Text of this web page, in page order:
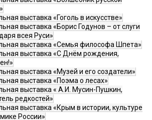
выставка «Гоголь в искусстве»
выставка «Борис Годунов – от слуги
всея Руси»
выставка «Семья философа Шпета»
выставка «С Днём рождения,
выставка «Музей и его создатели»
выставка «Поэма о лесах»
выставка « А.И. Мусин-Пушкин,
редкостей»
выставка «Крым в истории, культуре
России»